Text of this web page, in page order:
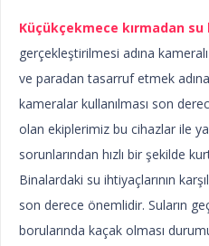
Küçükçekmece kırmadan
gerçekleştirilmesi adına
ve paradan tasarruf etmek
kameralar kullanılması son
olan ekiplerimiz bu cihazlar ile
sorunlarından hızlı bir şekilde
Binalardaki su ihtiyaçlarının
son derece önemlidir. Suların
borularında kaçak olması